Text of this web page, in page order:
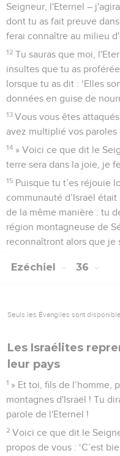
Seigneur, l'Eternel –
dont tu as fait preuve
ferai connaître au milieu
12 Tu sauras que moi,
insultes que tu as
lorsque tu as dit : ‘Elles
données en guise de
13 Vous vous êtes
avez multiplié vos paroles
14 » Voici ce que dit le
terre sera dans la joie, je
15 Puisque tu t’es réjouie
communauté d’Israël
de la même manière : tu
région montagneuse de
reconnaîtront alors que je
Ezéchiel 36
Seuls les Évangiles sont
Les Israélites
leur pays
1 » Et toi, fils de l’homme,
montagnes d'Israël ! Tu
parole de l'Eternel !
2 Voici ce que dit le
propos de vous : ‘C’est